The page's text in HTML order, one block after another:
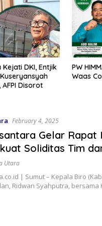
DKI, Entjik
Disorot
PW
Waas
February 4, 2025
Gelar Rapat
Soliditas Tim
Utara
| Sumut – Kepala Biro
Ridwan Syahputra, bersama